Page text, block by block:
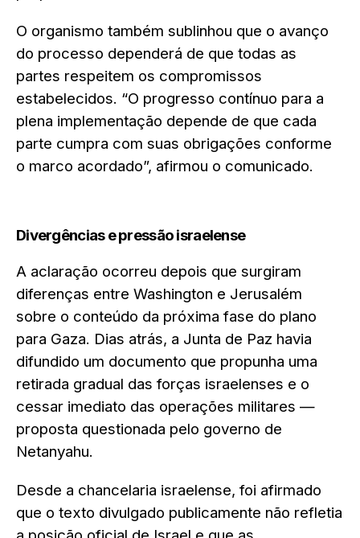
O organismo também sublinhou que o avanço
do processo dependerá de que todas as
partes respeitem os compromissos
estabelecidos. “O progresso contínuo para a
plena implementação depende de que cada
parte cumpra com suas obrigações conforme
o marco acordado”, afirmou o comunicado.
Divergências e pressão israelense
A aclaração ocorreu depois que surgiram
diferenças entre Washington e Jerusalém
sobre o conteúdo da próxima fase do plano
para Gaza. Dias atrás, a Junta de Paz havia
difundido um documento que propunha uma
retirada gradual das forças israelenses e o
cessar imediato das operações militares —
proposta questionada pelo governo de
Netanyahu.
Desde a chancelaria israelense, foi afirmado
que o texto divulgado publicamente não refletia